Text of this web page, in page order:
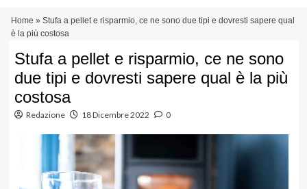
contenuto
principale
Home » Stufa a pellet e risparmio, ce ne sono due tipi e dovresti sapere qual
è la più costosa
Stufa a pellet e risparmio, ce ne sono
due tipi e dovresti sapere qual è la più
costosa
Redazione 18 Dicembre 2022 0